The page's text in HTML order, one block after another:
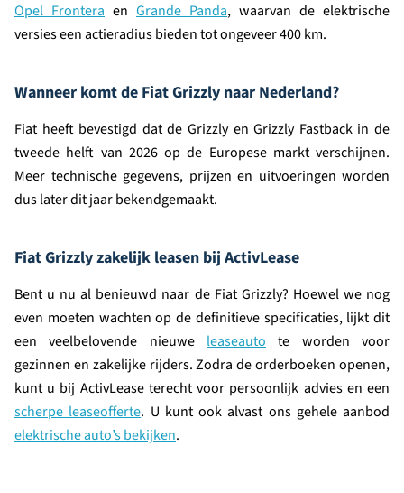
Opel Frontera en Grande Panda, waarvan de elektrische
versies een actieradius bieden tot ongeveer 400 km.
Wanneer komt de Fiat Grizzly naar Nederland?
Fiat heeft bevestigd dat de Grizzly en Grizzly Fastback in de
tweede helft van 2026 op de Europese markt verschijnen.
Meer technische gegevens, prijzen en uitvoeringen worden
dus later dit jaar bekendgemaakt.
Fiat Grizzly zakelijk leasen bij ActivLease
Bent u nu al benieuwd naar de Fiat Grizzly? Hoewel we nog
even moeten wachten op de definitieve specificaties, lijkt dit
een veelbelovende nieuwe leaseauto te worden voor
gezinnen en zakelijke rijders. Zodra de orderboeken openen,
kunt u bij ActivLease terecht voor persoonlijk advies en een
scherpe leaseofferte. U kunt ook alvast ons gehele aanbod
elektrische auto’s bekijken.